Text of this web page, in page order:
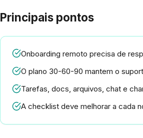
Principais pontos
Onboarding remoto precisa de
O plano 30-60-90 mantem o
Tarefas, docs, arquivos, chat e
A checklist deve melhorar a cada